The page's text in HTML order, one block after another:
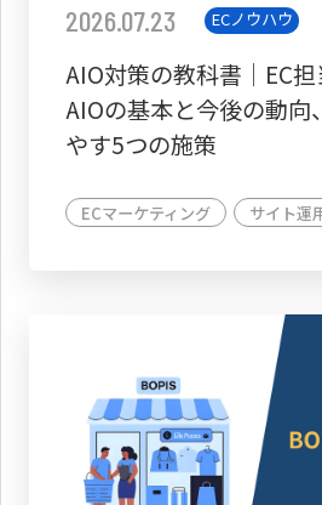
2026.07.23 ECノウハウ
AIO対策の教科書│EC
AIOの基本と今後の動向
やす5つの施策
ECマーケティング サイト運